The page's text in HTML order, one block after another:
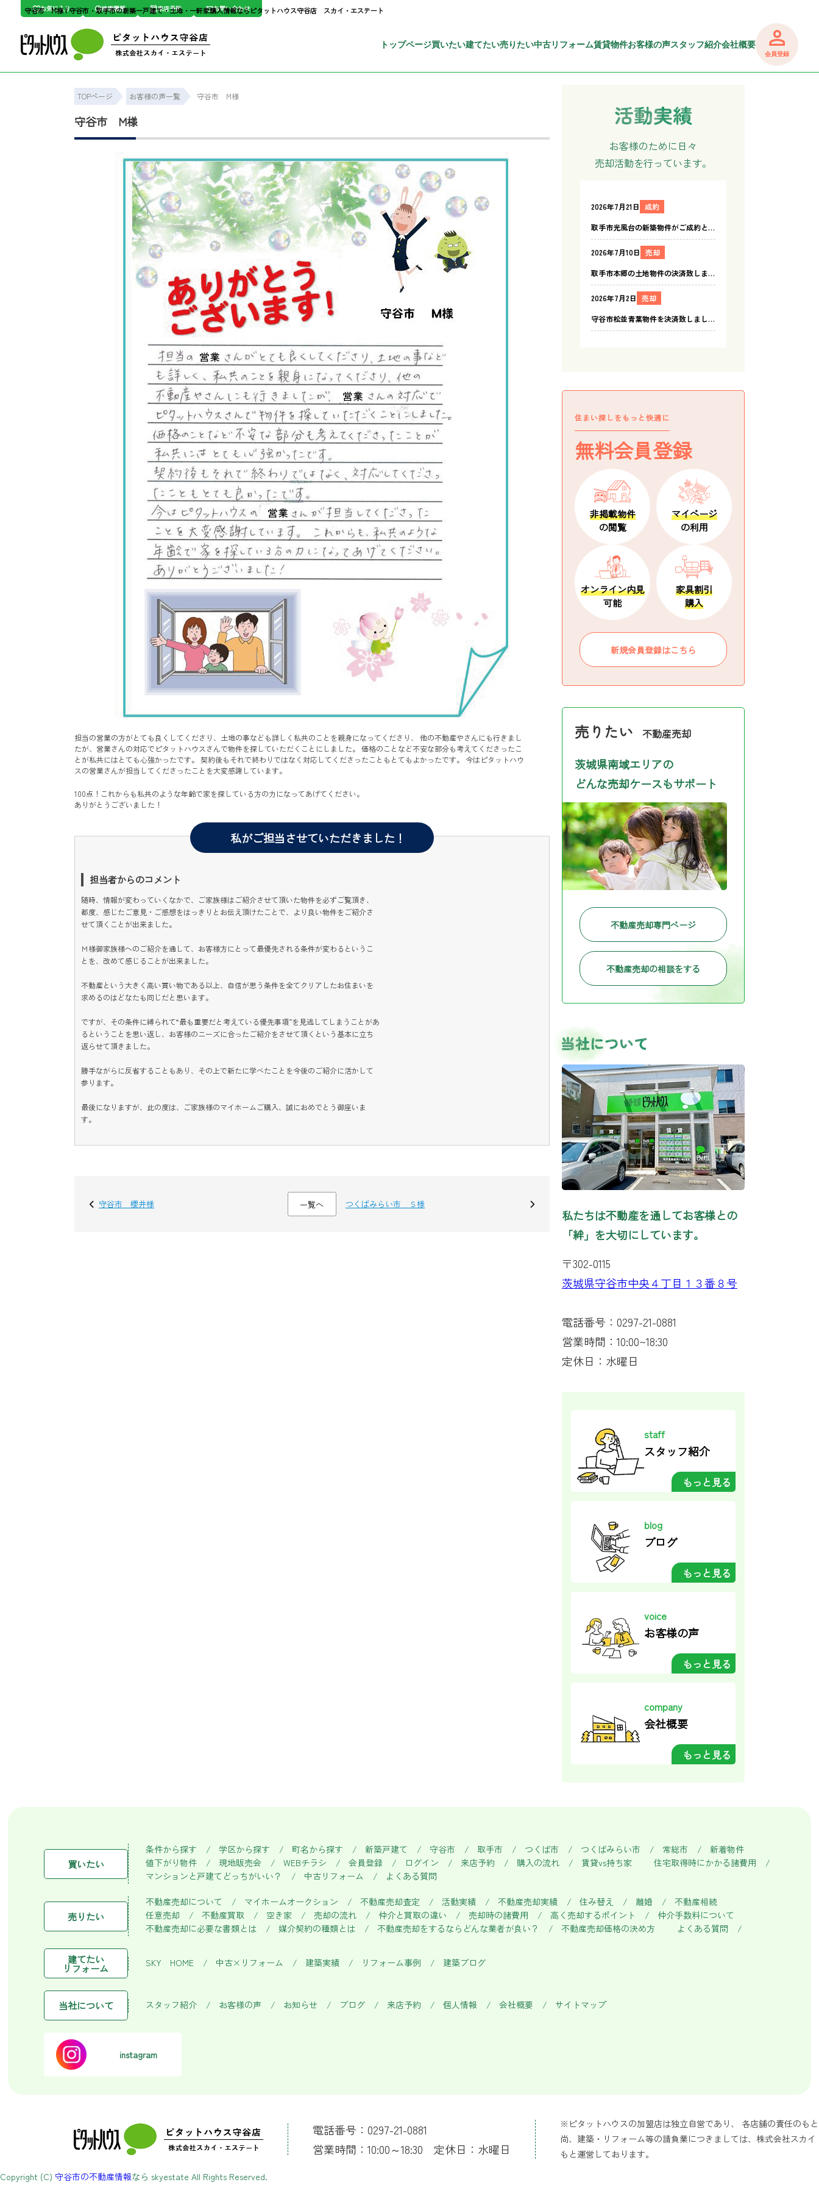
守谷市 M様 | 守谷市・取手市の新築一戸建て・土地・一軒家購入情報ならピタットハウス守谷店 スカイ・エステート
お気に入り 検索履歴 来店予約 お問い合わせ
トップページ買いたい建てたい売りたい中古リフォーム賃貸物件お客様の声スタッフ紹介会社概要
会員登録
TOPページ お客様の声一覧 守谷市 M様
守谷市 M様
担当の営業の方がとても良くしてくださり、土地の事なども詳しく私共のことを親身になってくださり、 他の不動産やさんにも行きまし
たが、営業さんの対応でピタットハウスさんで物件を探していただくことにしました。 価格のことなど不安な部分も考えてくださったこ
とが私共にはとても心強かったです。 契約後もそれで終わりではなく対応してくださったこともとてもよかったです。 今はピタットハウ
スの営業さんが担当してくださったことを大変感謝しています。
100点！これからも私共のような年齢で家を探している方の力になってあげてください。
ありがとうございました！
私がご担当させていただきました！
担当者からのコメント
随時、情報が変わっていくなかで、ご家族様はご紹介させて頂いた物件を必ずご覧頂き、
都度、感じたご意見・ご感想をはっきりとお伝え頂けたことで、より良い物件をご紹介さ
せて頂くことが出来ました。
Ｍ様御家族様へのご紹介を通して、お客様方にとって最優先される条件が変わるというこ
とを、改めて感じることが出来ました。
不動産という大きく高い買い物である以上、自信が思う条件を全てクリアしたお住まいを
求めるのはどなたも同じだと思います。
ですが、その条件に縛られて“最も重要だと考えている優先事項”を見逃してしまうことがあ
るということを思い返し、お客様のニーズに合ったご紹介をさせて頂くという基本に立ち
返らせて頂きました。
勝手ながらに反省することもあり、その上で新たに学べたことを今後のご紹介に活かして
参ります。
最後になりますが、此の度は、ご家族様のマイホームご購入、誠におめでとう御座いま
す。
守谷市 櫻井様 一覧へ つくばみらい市 Ｓ様
お客様のために日々
売却活動を行っています。
住まい探しをもっと快適に
無料会員登録
非掲載物件
の閲覧
マイページ
の利用
オンライン内見
可能
家具割引
購入
新規会員登録はこちら
売りたい 不動産売却
茨城県南域エリアの
どんな売却ケースもサポート
不動産売却専門ページ
不動産売却の相談をする
私たちは不動産を通してお客様との
「絆」を大切にしています。
〒302-0115
茨城県守谷市中央４丁目１３番８号
電話番号：0297-21-0881
営業時間：10:00~18:30
定休日：水曜日
staff
スタッフ紹介
もっと見る
blog
ブログ
もっと見る
voice
お客様の声
もっと見る
company
会社概要
もっと見る
買いたい
条件から探す 学区から探す 町名から探す 新築戸建て 守谷市 取手市 つくば市 つくばみらい市 常総市
新着物件
値下がり物件
現地販売会 WEBチラシ 会員登録 ログイン 来店予約 購入の流れ 賃貸vs持ち家
住宅取得時にかかる諸費用
マンションと戸建てどっちがいい？
中古リフォーム よくある質問
売りたい
不動産売却について マイホームオークション 不動産売却査定 活動実績 不動産売却実績 住み替え 離婚
不動産相続
任意売却
不動産買取 空き家 売却の流れ 仲介と買取の違い 売却時の諸費用 高く売却するポイント
仲介手数料について
不動産売却に必要な書類とは
媒介契約の種類とは 不動産売却をするならどんな業者が良い？ 不動産売却価格の決め方 よくある質問
建てたい
リフォーム SKY HOME 中古×リフォーム 建築実績 リフォーム事例 建築ブログ
当社について スタッフ紹介 お客様の声 お知らせ ブログ 来店予約 個人情報 会社概要 サイトマップ
instagram
電話番号：0297-21-0881
営業時間：10:00～18:30 定休日：水曜日
※ピタットハウスの加盟店は独立自営であり、 各店舗の責任のも
尚、建築・リフォーム等の請負業につきましては、株式会社スカ
もと運営しております。
Copyright (C) 守谷市の不動産情報なら skyestate All Rights Reserved.